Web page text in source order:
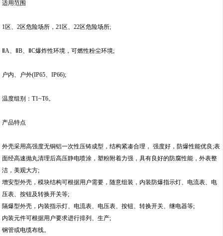
适用范围
1区、2区危险场所，21区、22区危险场所;
ⅡA、ⅡB、ⅡC爆炸性环境，可燃性粉尘环境;
户内、户外(IP65、IP66);
温度组别：T1~T6。
产品特点
外壳采用高强度无铜铝一次性压铸成型，结构紧凑合理， 强度好，防爆性能优良;表
面经高速抛丸清理后高压静电喷涂，塑粉附着力强，具有良好的防腐性能，外表整
洁，美观大方;
增安型外壳，模块结构可根据用户需要，随意组装，内装防爆指示灯、电流表、电
压表、按钮及转换开关等;
隔爆型外壳，内装指示灯、电流表、电压表、按钮、转换开关、继电器等;
内装元件可根据用户要求进行排列、生产;
钢管或电缆布线。